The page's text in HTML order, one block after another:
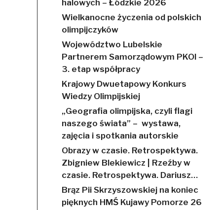
halowych – Łódzkie 2026
Wielkanocne życzenia od polskich
olimpijczyków
Województwo Lubelskie
Partnerem Samorządowym PKOl –
3. etap współpracy
Krajowy Dwuetapowy Konkurs
Wiedzy Olimpijskiej
„Geografia olimpijska, czyli flagi
naszego świata” – wystawa,
zajęcia i spotkania autorskie
Obrazy w czasie. Retrospektywa.
Zbigniew Blekiewicz | Rzeźby w
czasie. Retrospektywa. Dariusz…
Brąz Pii Skrzyszowskiej na koniec
pięknych HMŚ Kujawy Pomorze 26